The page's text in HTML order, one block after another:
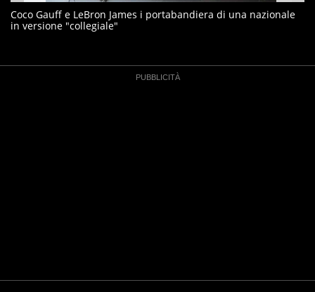
Coco Gauff e LeBron James i portabandiera di una nazionale
in versione "collegiale"